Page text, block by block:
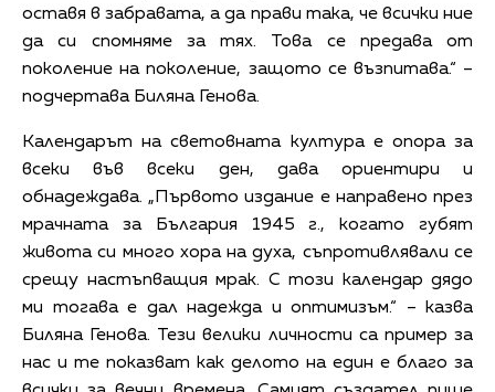
оставя в забравата, а да прави така, че всички ние
да си спомняме за тях. Това се предава от
поколение на поколение, защото се възпитава.“ –
подчертава Биляна Генова.
Календарът на световната култура е опора за
всеки във всеки ден, дава ориентири и
обнадеждава. „Първото издание е направено през
мрачната за България 1945 г., когато губят
живота си много хора на духа, съпротивлявали се
срещу настъпващия мрак. С този календар дядо
ми тогава е дал надежда и оптимизъм.“ – казва
Биляна Генова. Тези велики личности са пример за
нас и те показват как делото на един е благо за